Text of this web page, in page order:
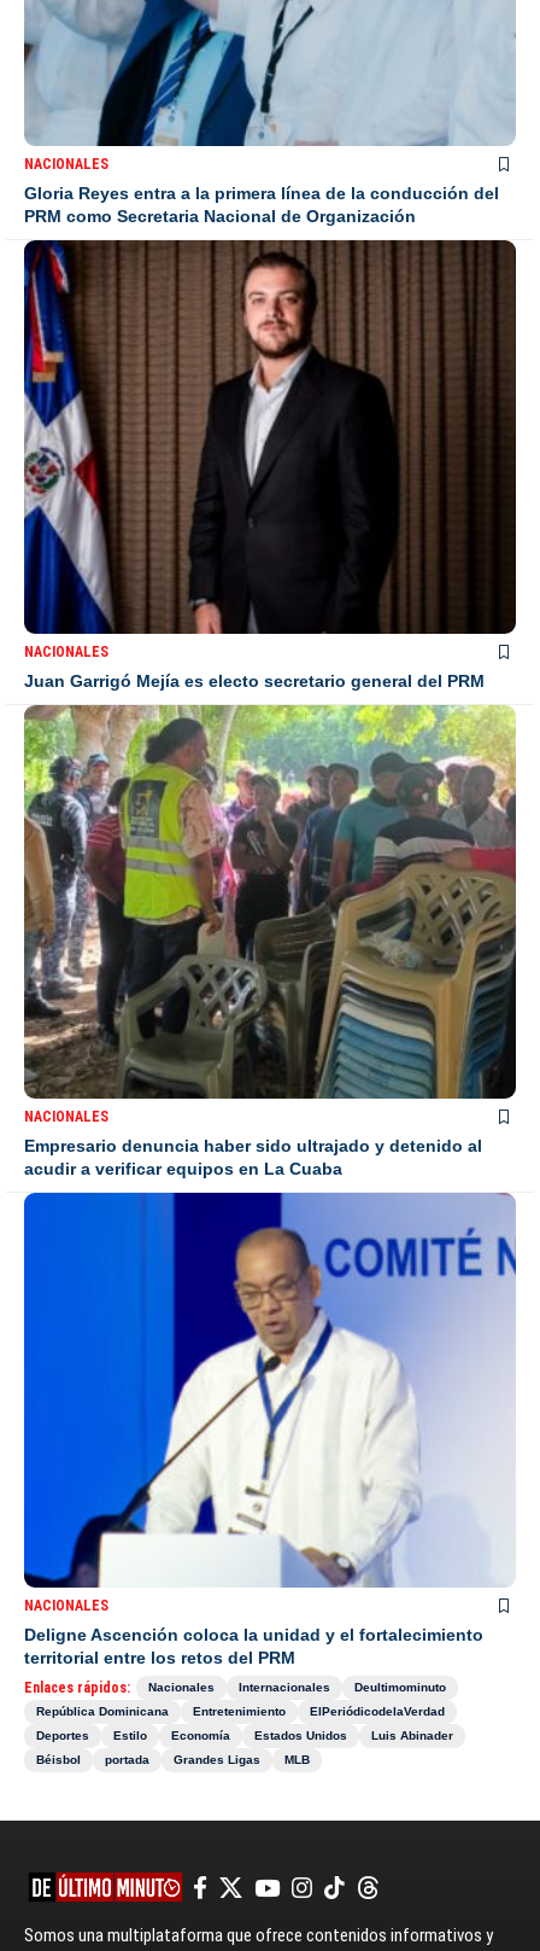
NACIONALES
Gloria Reyes entra a la primera línea de la conducción del
PRM como Secretaria Nacional de Organización
NACIONALES
Juan Garrigó Mejía es electo secretario general del PRM
NACIONALES
Empresario denuncia haber sido ultrajado y detenido al
acudir a verificar equipos en La Cuaba
NACIONALES
Deligne Ascención coloca la unidad y el fortalecimiento
territorial entre los retos del PRM
Enlaces rápidos: Nacionales Internacionales
Deultimominuto
República Dominicana
Entretenimiento
ElPeriódicodelaVerdad
Deportes
Estilo Economía Estados Unidos
Luis Abinader
Béisbol
portada Grandes Ligas MLB
Somos una multiplataforma que ofrece contenidos informativos y